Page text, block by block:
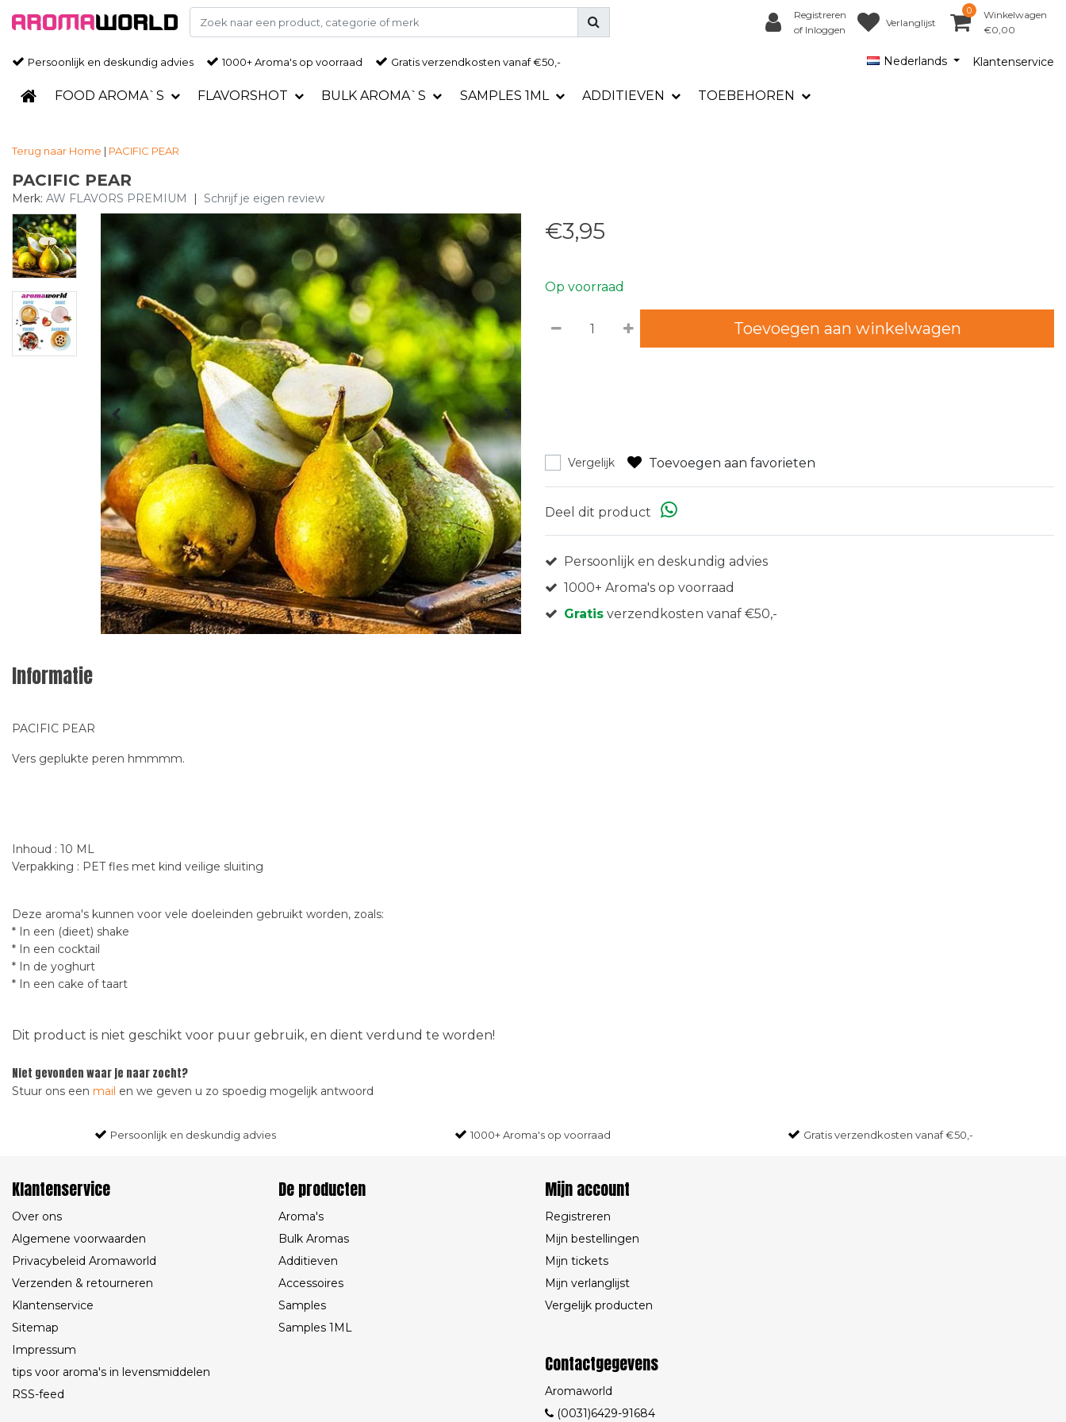
Registreren
of Inloggen
Verlanglijst
0
Winkelwagen
€0,00
Persoonlijk en deskundig advies 1000+ Aroma's op voorraad Gratisverzendkosten vanaf €50,- Nederlands Klantenservice
FOOD AROMA`S FLAVORSHOT BULK AROMA`S SAMPLES 1ML ADDITIEVEN TOEBEHOREN
Terug naar Home | PACIFIC PEAR
PACIFIC PEAR
Merk: AW FLAVORS PREMIUM | Schrijf je eigen review
€3,95
Op voorraad
Toevoegen aan winkelwagen
Vergelijk Toevoegen aan favorieten
Deel dit product
Persoonlijk en deskundig advies
1000+ Aroma's op voorraad
Gratis verzendkosten vanaf €50,-
Informatie
PACIFIC PEAR
Vers geplukte peren hmmmm.
Inhoud : 10 ML
Verpakking : PET fles met kind veilige sluiting
Deze aroma's kunnen voor vele doeleinden gebruikt worden, zoals:
* In een (dieet) shake
* In een cocktail
* In de yoghurt
* In een cake of taart
Dit product is niet geschikt voor puur gebruik, en dient verdund te worden!
Niet gevonden waar je naar zocht?
Stuur ons een mail en we geven u zo spoedig mogelijk antwoord
Persoonlijk en deskundig advies 1000+ Aroma's op voorraad Gratisverzendkosten vanaf €50,-
Klantenservice
Over ons
Algemene voorwaarden
Privacybeleid Aromaworld
Verzenden & retourneren
Klantenservice
Sitemap
Impressum
tips voor aroma's in levensmiddelen
RSS-feed
De producten
Aroma's
Bulk Aromas
Additieven
Accessoires
Samples
Samples 1ML
Mijn account
Registreren
Mijn bestellingen
Mijn tickets
Mijn verlanglijst
Vergelijk producten
Contactgegevens
Aromaworld
(0031)6429-91684